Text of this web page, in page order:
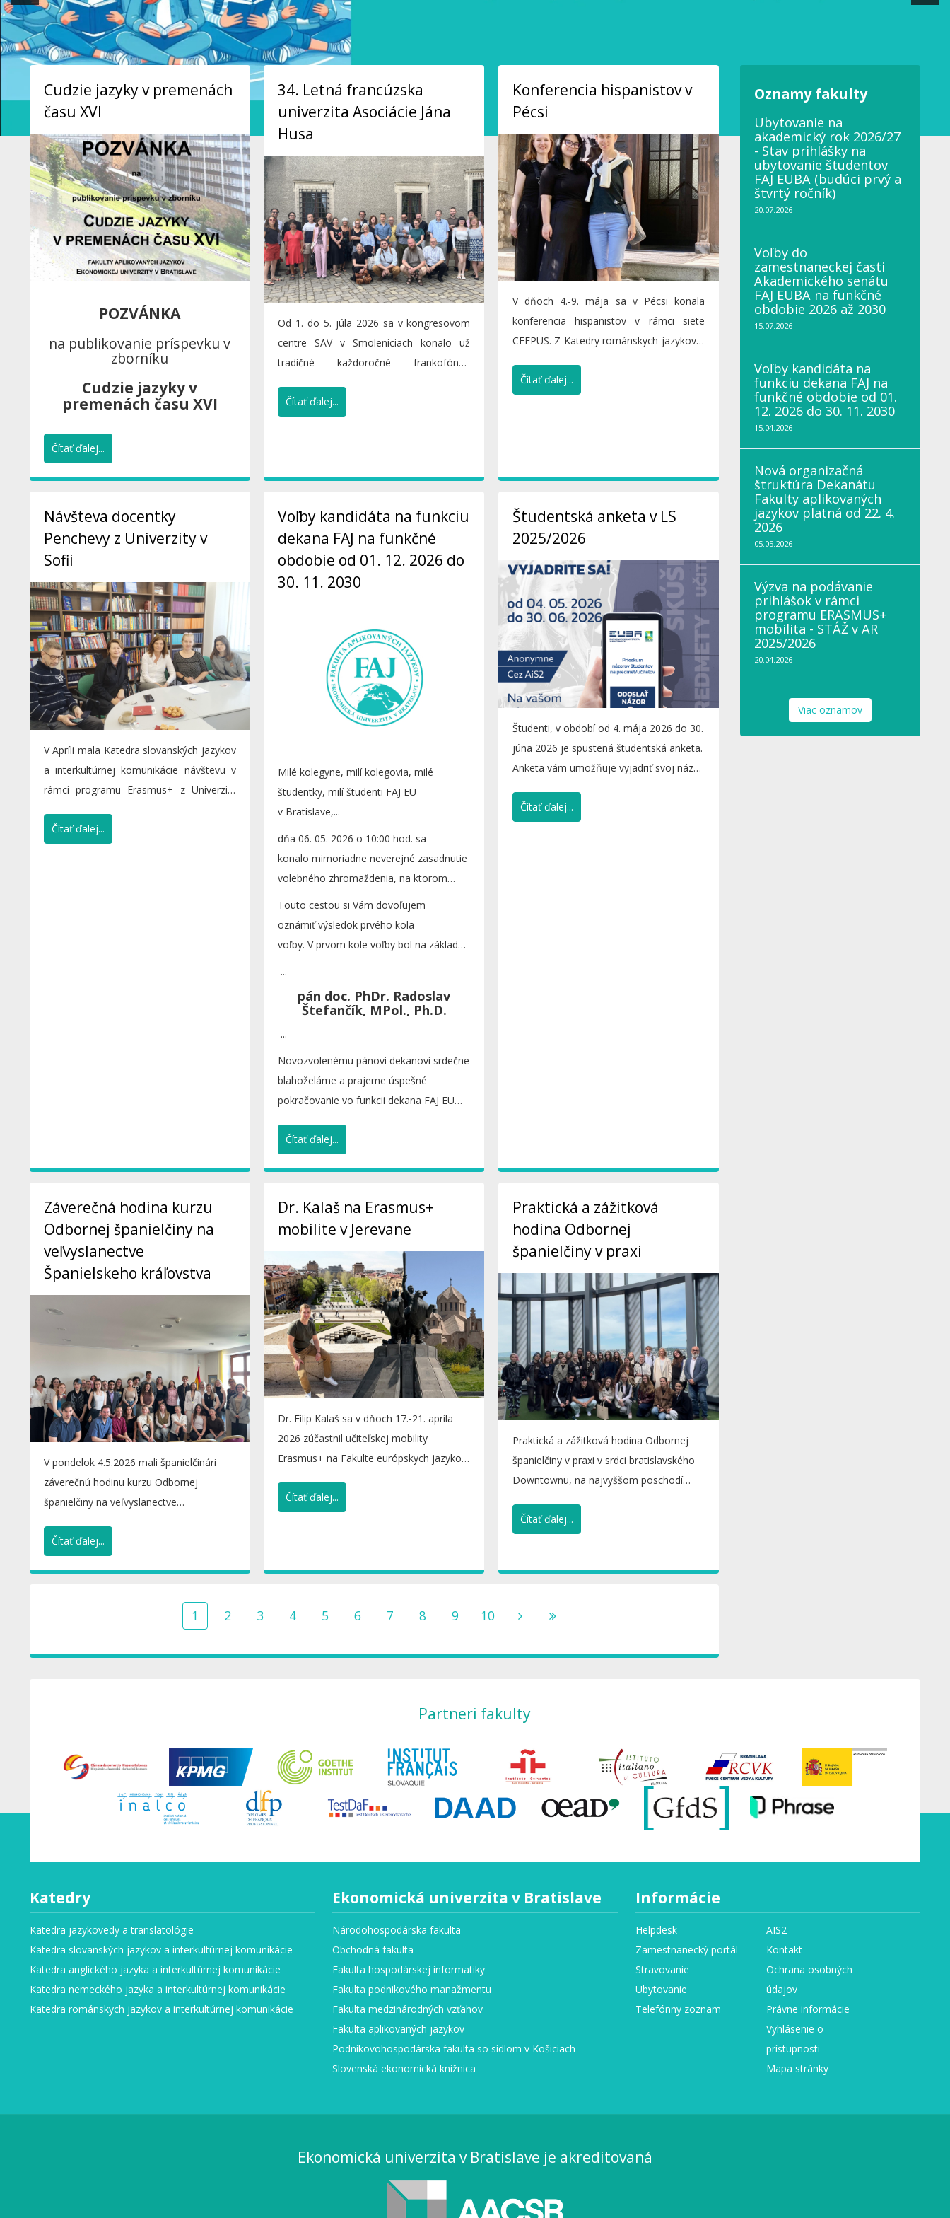
Cudzie jazyky v premenách
času XVI
POZVÁNKA
na publikovanie príspevku v
zborníku
Cudzie jazyky v
premenách času XVI
Čítať ďalej...
34. Letná francúzska
univerzita Asociácie Jána
Husa
Od 1. do 5. júla 2026 sa v kongresovom
centre SAV v Smoleniciach konalo už
tradičné každoročné frankofónne
Čítať ďalej...
Konferencia hispanistov v
Pécsi
V dňoch 4.-9. mája sa v Pécsi konala
konferencia hispanistov v rámci siete
CEEPUS. Z Katedry románskych jazykov a
Čítať ďalej...
Návšteva docentky
Penchevy z Univerzity v
Sofii
V Apríli mala Katedra slovanských jazykov
a interkultúrnej komunikácie návštevu v
rámci programu Erasmus+ z Univerzity
Čítať ďalej...
Voľby kandidáta na funkciu
dekana FAJ na funkčné
obdobie od 01. 12. 2026 do
30. 11. 2030
Milé kolegyne, milí kolegovia, milé
študentky, milí študenti FAJ EU
v Bratislave,...
dňa 06. 05. 2026 o 10:00 hod. sa
konalo mimoriadne neverejné zasadnutie
volebného zhromaždenia, na ktorom
Touto cestou si Vám dovoľujem
oznámiť výsledok prvého kola
voľby. V prvom kole voľby bol na základe
...
pán doc. PhDr. Radoslav
Štefančík, MPol., Ph.D.
...
Novozvolenému pánovi dekanovi srdečne
blahoželáme a prajeme úspešné
pokračovanie vo funkcii dekana FAJ EU
Čítať ďalej...
Študentská anketa v LS
2025/2026
Študenti, v období od 4. mája 2026 do 30.
júna 2026 je spustená študentská anketa.
Anketa vám umožňuje vyjadriť svoj názor
Čítať ďalej...
Záverečná hodina kurzu
Odbornej španielčiny na
veľvyslanectve
Španielskeho kráľovstva
V pondelok 4.5.2026 mali španielčinári
záverečnú hodinu kurzu Odbornej
španielčiny na veľvyslanectve
Čítať ďalej...
Dr. Kalaš na Erasmus+
mobilite v Jerevane
Dr. Filip Kalaš sa v dňoch 17.-21. apríla
2026 zúčastnil učiteľskej mobility
Erasmus+ na Fakulte európskych jazykov
Čítať ďalej...
Praktická a zážitková
hodina Odbornej
španielčiny v praxi
Praktická a zážitková hodina Odbornej
španielčiny v praxi v srdci bratislavského
Downtownu, na najvyššom poschodí
Čítať ďalej...
1 2 3 4 5 6 7 8 9 10
Oznamy fakulty
Ubytovanie na
akademický rok 2026/27
- Stav prihlášky na
ubytovanie študentov
FAJ EUBA (budúci prvý a
štvrtý ročník)
20.07.2026
Voľby do
zamestnaneckej časti
Akademického senátu
FAJ EUBA na funkčné
obdobie 2026 až 2030
15.07.2026
Voľby kandidáta na
funkciu dekana FAJ na
funkčné obdobie od 01.
12. 2026 do 30. 11. 2030
15.04.2026
Nová organizačná
štruktúra Dekanátu
Fakulty aplikovaných
jazykov platná od 22. 4.
2026
05.05.2026
Výzva na podávanie
prihlášok v rámci
programu ERASMUS+
mobilita - STÁŽ v AR
2025/2026
20.04.2026
Viac oznamov
Partneri fakulty
Katedry
Katedra jazykovedy a translatológie
Katedra slovanských jazykov a interkultúrnej komunikácie
Katedra anglického jazyka a interkultúrnej komunikácie
Katedra nemeckého jazyka a interkultúrnej komunikácie
Katedra románskych jazykov a interkultúrnej komunikácie
Ekonomická univerzita v Bratislave
Národohospodárska fakulta
Obchodná fakulta
Fakulta hospodárskej informatiky
Fakulta podnikového manažmentu
Fakulta medzinárodných vzťahov
Fakulta aplikovaných jazykov
Podnikovohospodárska fakulta so sídlom v Košiciach
Slovenská ekonomická knižnica
Informácie
Helpdesk
Zamestnanecký portál
Stravovanie
Ubytovanie
Telefónny zoznam
AIS2
Kontakt
Ochrana osobných
údajov
Právne informácie
Vyhlásenie o
prístupnosti
Mapa stránky
Ekonomická univerzita v Bratislave je akreditovaná